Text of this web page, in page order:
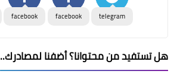
telegram
facebook
facebook
هل تستفيد من محتوانا؟ أضفنا لمصادرك..